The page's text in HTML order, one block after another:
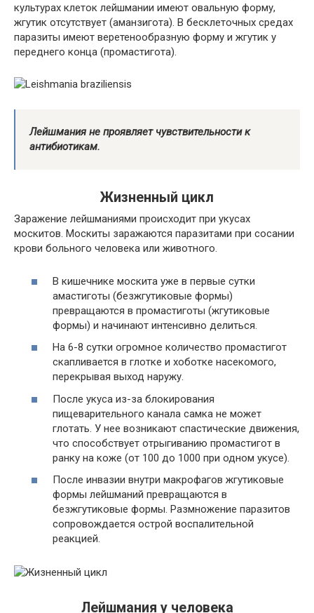
культурах клеток лейшмании имеют овальную форму,
жгутик отсутствует (аманзигота). В бесклеточных средах
паразиты имеют веретенообразную форму и жгутик у
переднего конца (промастигота).
Лейшмания не проявляет чувствительности к
антибиотикам.
Жизненный цикл
Заражение лейшманиями происходит при укусах
москитов. Москиты заражаются паразитами при сосании
крови больного человека или животного.
В кишечнике москита уже в первые сутки
амастиготы (безжгутиковые формы)
превращаются в промастиготы (жгутиковые
формы) и начинают интенсивно делиться.
На 6-8 сутки огромное количество промастигот
скапливается в глотке и хоботке насекомого,
перекрывая выход наружу.
После укуса из-за блокирования
пищеварительного канала самка не может
глотать. У нее возникают спастические движения,
что способствует отрыгиванию промастигот в
ранку на коже (от 100 до 1000 при одном укусе).
После инвазии внутри макрофагов жгутиковые
формы лейшманий превращаются в
безжгутиковые формы. Размножение паразитов
сопровождается острой воспалительной
реакцией.
Лейшмания у человека